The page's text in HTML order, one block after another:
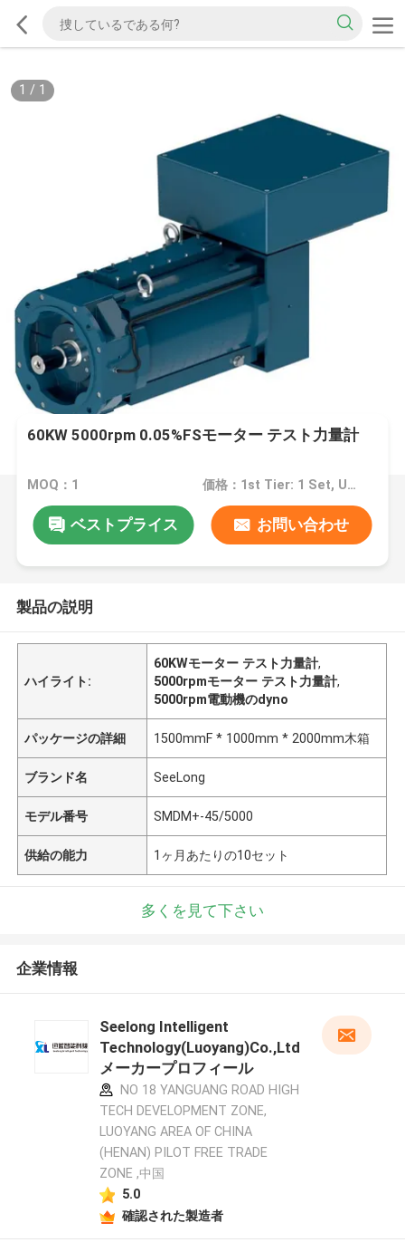
1 / 1
60KW 5000rpm 0.05%FSモーター テスト力量計
MOQ：1 価格：1st Tier: 1 Set, Unit Price USD 3.00 2nd Tier: 2-5 Sets, Unit Price USD 2.00 3rd Tier: Over 5 Sets, Unit Price USD 1.00
ベストプライス お問い合わせ
製品の説明
ハイライト:
60KWモーター テスト力量計,
5000rpmモーター テスト力量計,
5000rpm電動機のdyno
パッケージの詳細 1500mmF * 1000mm * 2000mm木箱
ブランド名 SeeLong
モデル番号 SMDM+-45/5000
供給の能力 1ヶ月あたりの10セット
多くを見て下さい
企業情報
Seelong Intelligent
Technology(Luoyang)Co.,Ltd
メーカープロフィール
NO 18 YANGUANG ROAD HIGH
TECH DEVELOPMENT ZONE,
LUOYANG AREA OF CHINA
(HENAN) PILOT FREE TRADE
ZONE ,中国
5.0
確認された製造者